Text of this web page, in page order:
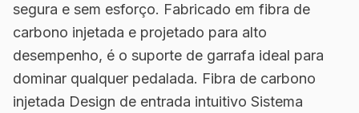
segura e sem esforço. Fabricado em fibra de
carbono injetada e projetado para alto
desempenho, é o suporte de garrafa ideal para
dominar qualquer pedalada. Fibra de carbono
injetada Design de entrada intuitivo Sistema